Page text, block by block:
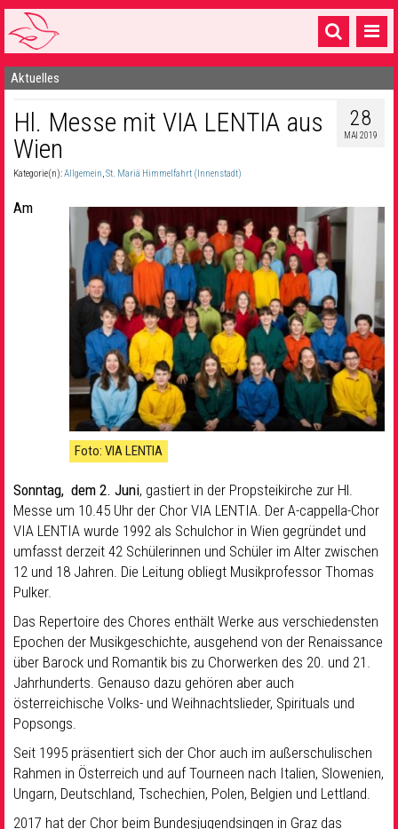
Startseite
1 Pfarrei
16 Gemeinden & mehr
Sakramente & Feste
Gemeinschaft & Soziales
& Kultur
Seelsorge & Kontakt
Aktuelles
28
MAI 2019
Hl. Messe mit VIA LENTIA aus
Wien
Kategorie(n):Allgemein,St. Mariä Himmelfahrt (Innenstadt)
Foto: VIA LENTIA
Am
Sonntag, dem 2. Juni, gastiert in der Propsteikirche zur Hl.
Messe um 10.45 Uhr der Chor VIA LENTIA. Der A-cappella-Chor
VIA LENTIA wurde 1992 als Schulchor in Wien gegründet und
umfasst derzeit 42 Schülerinnen und Schüler im Alter zwischen
12 und 18 Jahren. Die Leitung obliegt Musikprofessor Thomas
Pulker.
Das Repertoire des Chores enthält Werke aus verschiedensten
Epochen der Musikgeschichte, ausgehend von der Renaissance
über Barock und Romantik bis zu Chorwerken des 20. und 21.
Jahrhunderts. Genauso dazu gehören aber auch
österreichische Volks- und Weihnachtslieder, Spirituals und
Popsongs.
Seit 1995 präsentiert sich der Chor auch im außerschulischen
Rahmen in Österreich und auf Tourneen nach Italien, Slowenien,
Ungarn, Deutschland, Tschechien, Polen, Belgien und Lettland.
2017 hat der Chor beim Bundesjugendsingen in Graz das